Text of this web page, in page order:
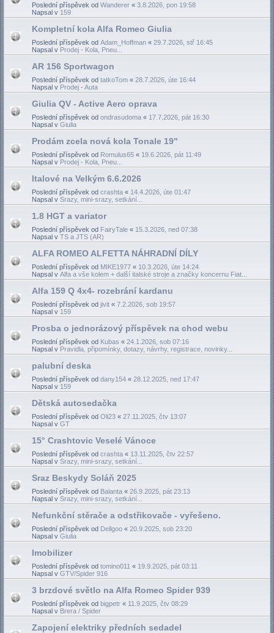
Poslední příspěvek od Wanderer « 3.8.2026, pon 19:58
Napsal v 159
Kompletní kola Alfa Romeo Giulia
Poslední příspěvek od Adam_Hoffman « 29.7.2026, stř 16:45
Napsal v Prodej - Kola, Pneu...
AR 156 Sportwagon
Poslední příspěvek od tatkoTom « 28.7.2026, úte 16:44
Napsal v Prodej - Auta
Giulia QV - Active Aero oprava
Poslední příspěvek od ondrasudoma « 17.7.2026, pát 16:30
Napsal v Giulia
Prodám zcela nová kola Tonale 19"
Poslední příspěvek od Romulus65 « 19.6.2026, pát 11:49
Napsal v Prodej - Kola, Pneu...
Italové na Velkým 6.6.2026
Poslední příspěvek od crashta « 14.4.2026, úte 01:47
Napsal v Srazy, mini-srazy, setkání...
1.8 HGT a variator
Poslední příspěvek od FairyTale « 15.3.2026, ned 07:38
Napsal v TS a JTS (AR)
ALFA ROMEO ALFETTA NÁHRADNÍ DÍLY
Poslední příspěvek od MIKE1977 « 10.3.2026, úte 14:24
Napsal v Alfa a vše kolem + další italské stroje a značky koncernu Fiat...
Alfa 159 Q 4x4- rozebrání kardanu
Poslední příspěvek od jivit « 7.2.2026, sob 19:57
Napsal v 159
Prosba o jednorázový příspěvek na chod webu
Poslední příspěvek od Kubas « 24.1.2026, sob 07:16
Napsal v Pravidla, připomínky, dotazy, návrhy, registrace, novinky...
palubní deska
Poslední příspěvek od dany154 « 28.12.2025, ned 17:47
Napsal v 159
Dětská autosedačka
Poslední příspěvek od Oli23 « 27.11.2025, čtv 13:07
Napsal v GT
15° Crashtovic Veselé Vánoce
Poslední příspěvek od crashta « 13.11.2025, čtv 22:57
Napsal v Srazy, mini-srazy, setkání...
Sraz Beskydy Soláň 2025
Poslední příspěvek od Balanta « 26.9.2025, pát 23:13
Napsal v Srazy, mini-srazy, setkání...
Nefunkční stěrače a odstřikovače - vyřešeno.
Poslední příspěvek od Dellgoo « 20.9.2025, sob 23:20
Napsal v Giulia
Imobilizer
Poslední příspěvek od tomino011 « 19.9.2025, pát 03:11
Napsal v GTV/Spider 916
3 brzdové světlo na Alfa Romeo Spider 939
Poslední příspěvek od bigpetr « 11.9.2025, čtv 08:29
Napsal v Brera / Spider
Zapojení elektriky předních sedadel